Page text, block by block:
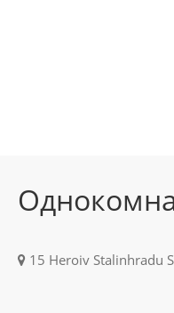
15 Heroiv Stalinhradu